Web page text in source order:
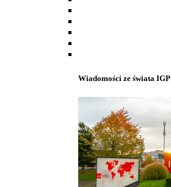
Wiadomości ze świata IGP